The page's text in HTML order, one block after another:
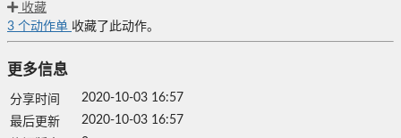
收藏
3 个动作单 收藏了此动作。
更多信息
分享时间
2020-10-03 16:57
最后更新
2020-10-03 16:57